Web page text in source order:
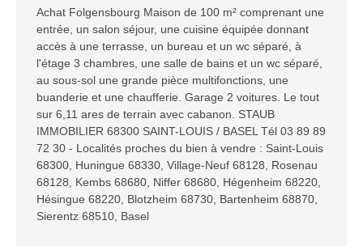
Achat Folgensbourg Maison de 100 m² comprenant une
entrée, un salon séjour, une cuisine équipée donnant
accès à une terrasse, un bureau et un wc séparé, à
l'étage 3 chambres, une salle de bains et un wc séparé,
au sous-sol une grande pièce multifonctions, une
buanderie et une chaufferie. Garage 2 voitures. Le tout
sur 6,11 ares de terrain avec cabanon. STAUB
IMMOBILIER 68300 SAINT-LOUIS / BASEL Tél 03 89 89
72 30 - Localités proches du bien à vendre : Saint-Louis
68300, Huningue 68330, Village-Neuf 68128, Rosenau
68128, Kembs 68680, Niffer 68680, Hégenheim 68220,
Hésingue 68220, Blotzheim 68730, Bartenheim 68870,
Sierentz 68510, Basel